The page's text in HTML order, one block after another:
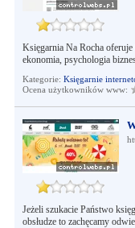
Księgarnia Na Rocha
ekonomia, psychologia
Kategorie: Księgarnie
Ocena użytkowników www:
Jeżeli szukacie Państwo
obsłudze to zachęcamy